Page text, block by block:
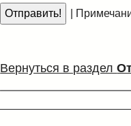
Вернуться в раздел